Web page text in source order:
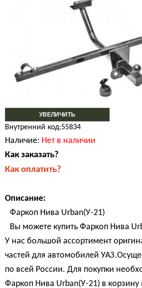
УВЕЛИЧИТЬ
Внутренний код:55834
Наличие: Нет в наличии
Как заказать?
Как оплатить?
Описание:
Фаркоп Нива Urban(У-21)
Вы можете купить Фаркоп Нива
У нас большой ассортимент
частей для автомобилей
по всей России. Для покупки
Фаркоп Нива Urban(У-21) в корзину